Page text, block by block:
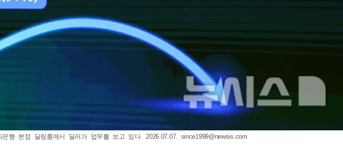
행 본점 딜링룸에서 딜러가 업무를 보고 있다. 2026.07.07. since1999@newsis.com